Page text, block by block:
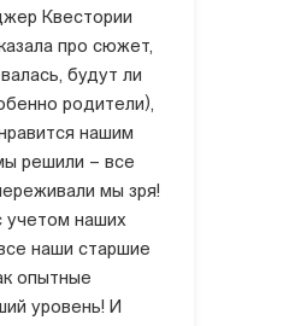
Квестории
про сюжет,
будут ли
родители),
нашим
решили – все
мы зря!
учетом наших
наши старшие
опытные
уровень! И